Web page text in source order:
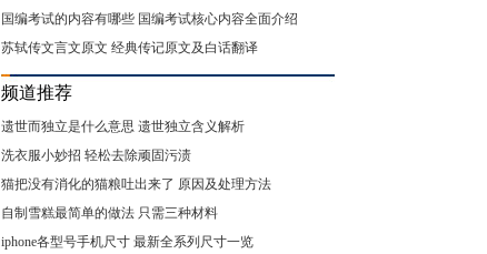
国编考试的内容有哪些 国编考试核心内容全面介绍
苏轼传文言文原文 经典传记原文及白话翻译
频道推荐
遗世而独立是什么意思 遗世独立含义解析
洗衣服小妙招 轻松去除顽固污渍
猫把没有消化的猫粮吐出来了 原因及处理方法
自制雪糕最简单的做法 只需三种材料
iphone各型号手机尺寸 最新全系列尺寸一览